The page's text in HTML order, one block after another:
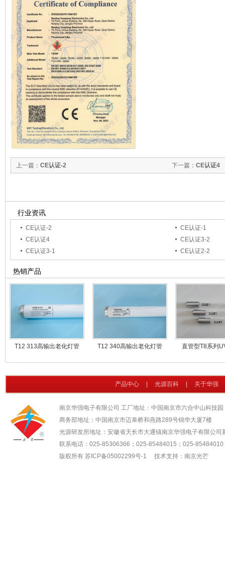
上一篇： CE认证-2 下一篇： CE认证4
行业资讯
CE认证-2
CE认证-1
CE认证4
CE认证3-2
CE认证3-1
CE认证2-2
热销产品
T12 313高输出老化灯管 T12 340高输出老化灯管 直管型T8系列
产品中心 光源百科 关于华强
南京华强电子有限公司 工厂地址：中国南京市六合中山科技园
商务部地址：中国南京市迈皋桥和燕路289号锦华大厦7楼
光源研发所地址：安徽省天长市大通镇南京华强电子有限公司
联系电话：025-85306366；025-85484015；025-
版权所有 苏ICP备05002299号-1 技术支持：南京光芒